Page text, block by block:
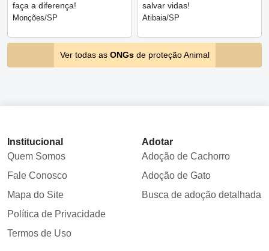
faça a diferença!
Monções/SP
salvar vidas!
Atibaia/SP
Ver todas as ONGsde proteção Animal
Institucional
Quem Somos
Fale Conosco
Mapa do Site
Política de Privacidade
Termos de Uso
Adotar
Adoção de Cachorro
Adoção de Gato
Busca de adoção detalhada